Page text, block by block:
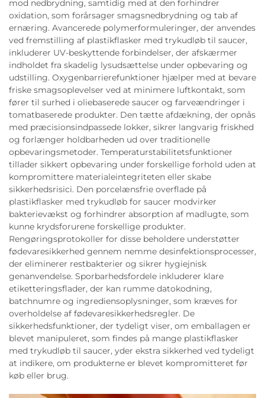
mod nedbrydning, samtidig med at den forhindrer
oxidation, som forårsager smagsnedbrydning og tab af
ernæring. Avancerede polymerformuleringer, der anvendes
ved fremstilling af plastikflasker med trykudløb til saucer,
inkluderer UV-beskyttende forbindelser, der afskærmer
indholdet fra skadelig lysudsættelse under opbevaring og
udstilling. Oxygenbarrierefunktioner hjælper med at bevare
friske smagsoplevelser ved at minimere luftkontakt, som
fører til surhed i oliebaserede saucer og farveændringer i
tomatbaserede produkter. Den tætte afdækning, der opnås
med præcisionsindpassede lokker, sikrer langvarig friskhed
og forlænger holdbarheden ud over traditionelle
opbevaringsmetoder. Temperaturstabilitetsfunktioner
tillader sikkert opbevaring under forskellige forhold uden at
kompromittere materialeintegriteten eller skabe
sikkerhedsrisici. Den porcelænsfrie overflade på
plastikflasker med trykudløb for saucer modvirker
bakterievækst og forhindrer absorption af madlugte, som
kunne krydsforurene forskellige produkter.
Rengøringsprotokoller for disse beholdere understøtter
fødevaresikkerhed gennem nemme desinfektionsprocesser,
der eliminerer restbakterier og sikrer hygiejnisk
genanvendelse. Sporbarhedsfordele inkluderer klare
etiketteringsflader, der kan rumme datokodning,
batchnumre og ingrediensoplysninger, som kræves for
overholdelse af fødevaresikkerhedsregler. De
sikkerhedsfunktioner, der tydeligt viser, om emballagen er
blevet manipuleret, som findes på mange plastikflasker
med trykudløb til saucer, yder ekstra sikkerhed ved tydeligt
at indikere, om produkterne er blevet kompromitteret før
køb eller brug.